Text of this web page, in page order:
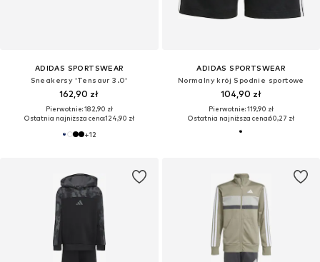
ADIDAS SPORTSWEAR
Sneakersy 'Tensaur 3.0'
162,90 zł
Pierwotnie: 182,90 zł
Ostatnia najniższa cena:124,90 zł
+12
ADIDAS SPORTSWEAR
Normalny krój Spodnie sportowe
104,90 zł
Pierwotnie: 119,90 zł
Ostatnia najniższa cena:60,27 zł